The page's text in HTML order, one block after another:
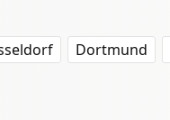
Dortmund